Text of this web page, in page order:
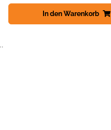
In den Warenkorb